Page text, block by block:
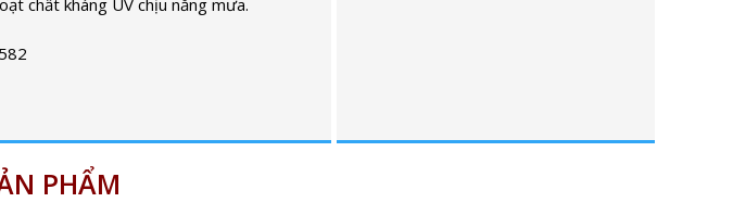
chất kháng UV chịu nắng mưa.
PHẨM